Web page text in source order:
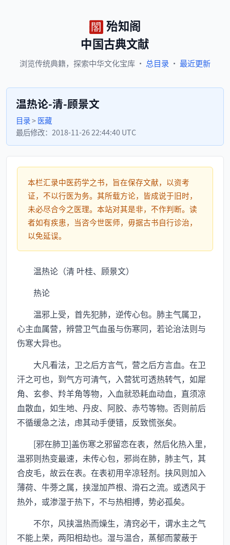
殆知阁
中国古典文献
浏览传统典籍， 探索中华文化宝库 · 总目录 · 最近更新
温热论-清-顾景文
目录>医藏
最后修改： 2018-11-26 22:44:40 UTC
本栏汇录中医药学之书，旨在保存文献，以资考
证，不以行医为务。其所载方论，皆成说于旧时，
未必尽合今之医理。本站对其是非，不作判断。读
者如有疾患，当咨今世医师，毋据古书自行诊治，
以免延误。
温热论（清 叶桂、顾景文）
热论
温邪上受，首先犯肺，逆传心包。肺主气属卫，
心主血属营，辨营卫气血虽与伤寒同，若论治法则与
伤寒大异也。
大凡看法，卫之后方言气，营之后方言血。在卫
汗之可也，到气方可清气，入营犹可透热转气，如犀
角、玄参、羚羊角等物，入血就恐耗血动血，直须凉
血散血，如生地、丹皮、阿胶、赤芍等物。否则前后
不循缓急之法，虑其动手便错，反致慌张矣。
[邪在肺卫]盖伤寒之邪留恋在表，然后化热入里，
温邪则热变最速，未传心包，邪尚在肺，肺主气，其
合皮毛，故云在表。在表初用辛凉轻剂。挟风则加入
薄荷、牛蒡之属，挟湿加芦根、滑石之流。或透风于
热外，或渗湿于热下，不与热相搏，势必孤矣。
不尔，风挟温热而燥生，清窍必干，谓水主之气
不能上荣，两阳相劫也。湿与温合，蒸郁而蒙蔽于